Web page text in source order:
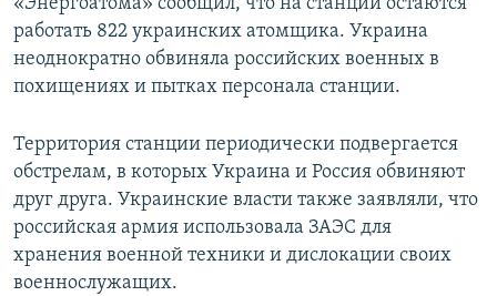
«Энергоатома» сообщил, что на станции остаются
работать 822 украинских атомщика. Украина
неоднократно обвиняла российских военных в
похищениях и пытках персонала станции.
Территория станции периодически подвергается
обстрелам, в которых Украина и Россия обвиняют
друг друга. Украинские власти также заявляли, что
российская армия использовала ЗАЭС для
хранения военной техники и дислокации своих
военнослужащих.